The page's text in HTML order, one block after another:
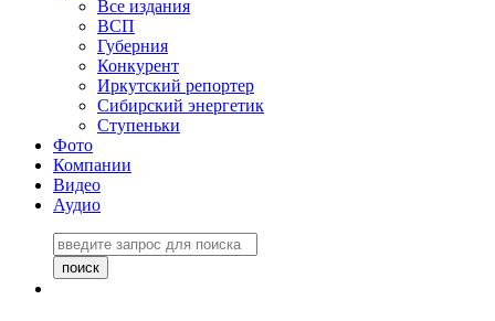
Все издания
ВСП
Губерния
Конкурент
Иркутский репортер
Сибирский энергетик
Ступеньки
Фото
Компании
Видео
Аудио